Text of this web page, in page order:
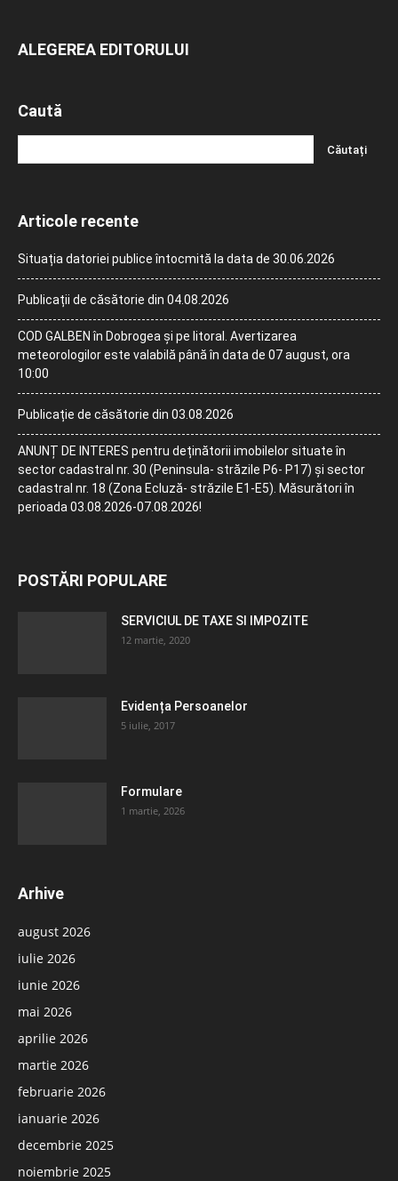
ALEGEREA EDITORULUI
Caută
Articole recente
Situația datoriei publice întocmită la data de 30.06.2026
Publicații de căsătorie din 04.08.2026
COD GALBEN în Dobrogea și pe litoral. Avertizarea
meteorologilor este valabilă până în data de 07 august, ora
10:00
Publicație de căsătorie din 03.08.2026
ANUNȚ DE INTERES pentru deținătorii imobilelor situate în
sector cadastral nr. 30 (Peninsula- străzile P6- P17) și sector
cadastral nr. 18 (Zona Ecluză- străzile E1-E5). Măsurători în
perioada 03.08.2026-07.08.2026!
POSTĂRI POPULARE
SERVICIUL DE TAXE SI IMPOZITE
12 martie, 2020
Evidența Persoanelor
5 iulie, 2017
Formulare
1 martie, 2026
Arhive
august 2026
iulie 2026
iunie 2026
mai 2026
aprilie 2026
martie 2026
februarie 2026
ianuarie 2026
decembrie 2025
noiembrie 2025